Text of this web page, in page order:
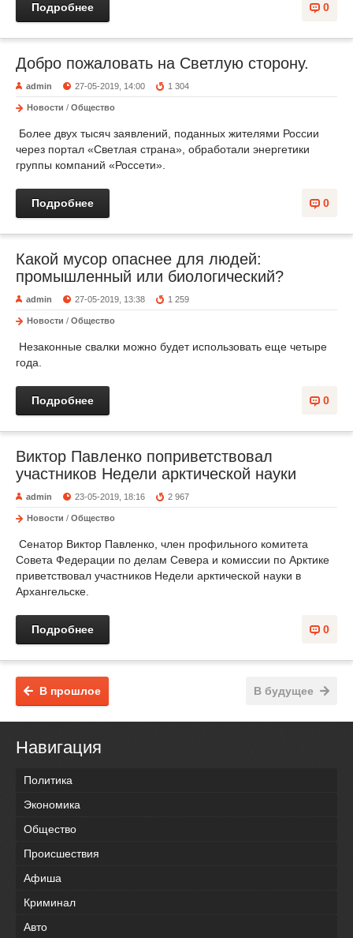
0
Подробнее
Добро пожаловать на Светлую сторону.
admin 27-05-2019, 14:00 1 304
Новости / Общество
Более двух тысяч заявлений, поданных жителями России
через портал «Светлая страна», обработали энергетики
группы компаний «Россети».
0
Подробнее
Какой мусор опаснее для людей:
промышленный или биологический?
admin 27-05-2019, 13:38 1 259
Новости / Общество
Незаконные свалки можно будет использовать еще четыре
года.
0
Подробнее
Виктор Павленко поприветствовал
участников Недели арктической науки
admin 23-05-2019, 18:16 2 967
Новости / Общество
Сенатор Виктор Павленко, член профильного комитета
Совета Федерации по делам Севера и комиссии по Арктике
приветствовал участников Недели арктической науки в
Архангельске.
0
Подробнее
В будущее
В прошлое
Навигация
Политика
Экономика
Общество
Происшествия
Афиша
Криминал
Авто